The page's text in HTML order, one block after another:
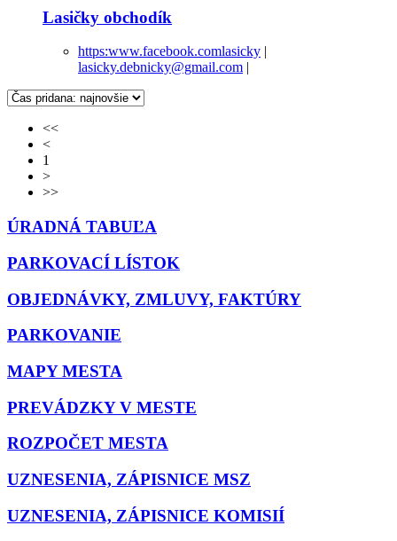
Lasičky obchodík
https:www.facebook.comlasicky |
lasicky.debnicky@gmail.com |
<<
<
1
>
>>
ÚRADNÁ TABUĽA
PARKOVACÍ LÍSTOK
OBJEDNÁVKY, ZMLUVY, FAKTÚRY
PARKOVANIE
MAPY MESTA
PREVÁDZKY V MESTE
ROZPOČET MESTA
UZNESENIA, ZÁPISNICE MSZ
UZNESENIA, ZÁPISNICE KOMISIÍ